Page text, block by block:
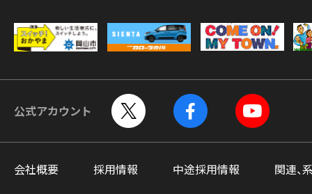
公式アカウント
会社概要 採用情報 中途採用情報 関連、